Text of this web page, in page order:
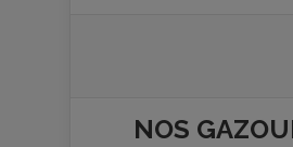
NOS